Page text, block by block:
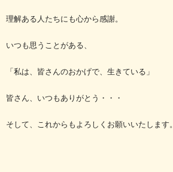
理解ある人たちにも心から感謝。
いつも思うことがある、
「私は、皆さんのおかげで、生きている」
皆さん、いつもありがとう・・・
そして、これからもよろしくお願いいたします。